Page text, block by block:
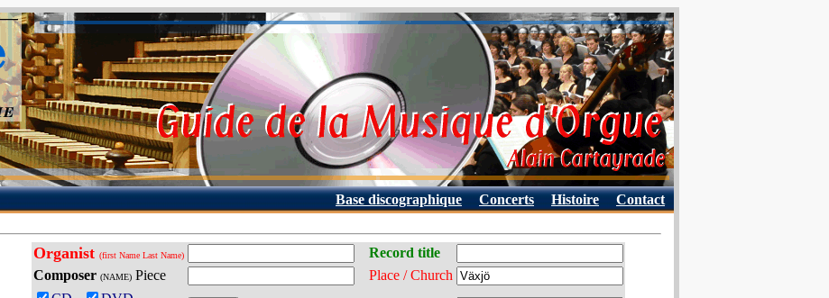
Base discographique Concerts Histoire Contact
Organist (first Name Last Name)
Record title
Composer (NAME)Piece
Place / Church